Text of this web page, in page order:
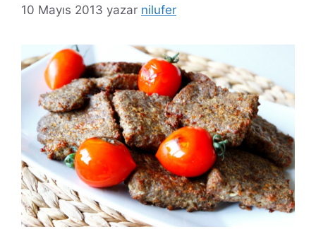
10 Mayıs 2013 yazar nilufer